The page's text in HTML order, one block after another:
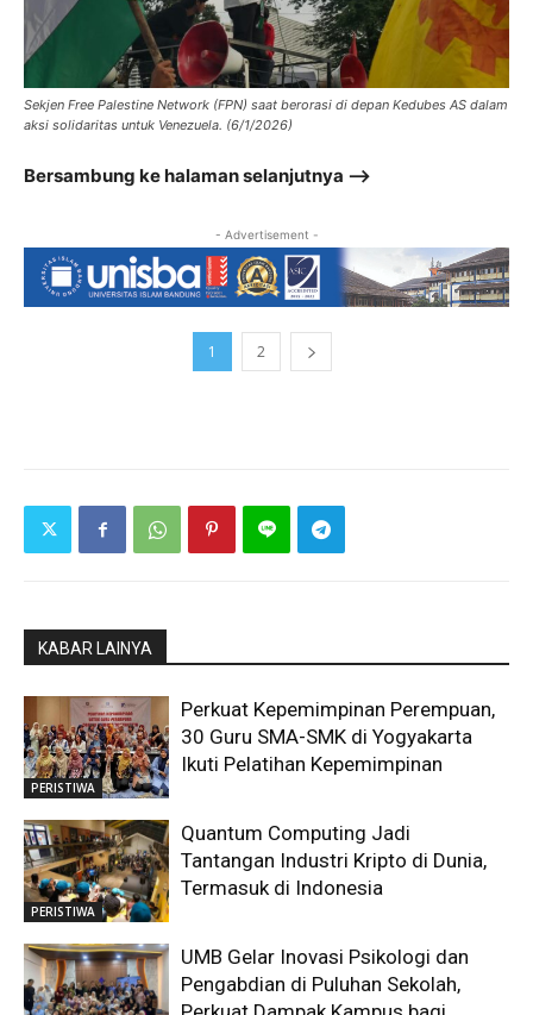
Sekjen Free Palestine Network (FPN) saat berorasi di depan Kedubes AS dalam
aksi solidaritas untuk Venezuela. (6/1/2026)
Bersambung ke halaman selanjutnya –>
- Advertisement -
1 2
KABAR LAINYA
PERISTIWA
Perkuat Kepemimpinan Perempuan,
30 Guru SMA-SMK di Yogyakarta
Ikuti Pelatihan Kepemimpinan
PERISTIWA
Quantum Computing Jadi
Tantangan Industri Kripto di Dunia,
Termasuk di Indonesia
UMB Gelar Inovasi Psikologi dan
Pengabdian di Puluhan Sekolah,